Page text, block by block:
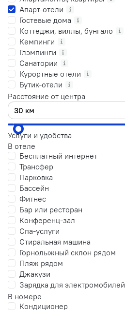
Апарт-отели
Гостевые дома
Коттеджи, виллы, бунгало
Кемпинги
Глэмпинги
Санатории
Курортные отели
Бутик-отели
Расстояние от центра
Услуги и удобства
В отеле
Бесплатный интернет
Трансфер
Парковка
Бассейн
Фитнес
Бар или ресторан
Конференц-зал
Спа-услуги
Стиральная машина
Горнолыжный склон рядом
Пляж рядом
Джакузи
Зарядка для электромобилей
В номере
Кондиционер